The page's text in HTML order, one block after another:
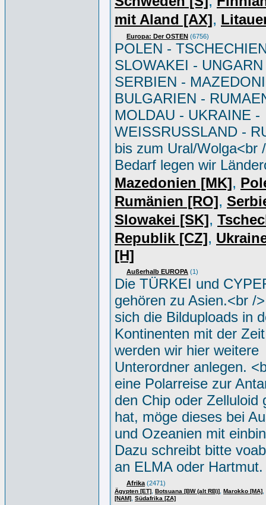
mit Aland [AX],
Europa: Der OSTEN (6756)
POLEN -
SLOWAKEI -
SERBIEN -
BULGARIEN -
MOLDAU - UKRAINE -
WEISSRUSSLAND -
bis zum Ural/Wolga<br
Bedarf legen wir
Mazedonien [MK],
Rumänien [RO],
Slowakei [SK],
Republik [CZ],
[H]
Außerhalb EUROPA (1)
Die TÜRKEI und
gehören zu Asien.<br /
sich die Bilduploads in
Kontinenten mit der
werden wir hier weitere
Unterordner anlegen.
eine Polarreise zur
den Chip oder Zelluloid
hat, möge dieses bei
und Ozeanien mit
Dazu schreibt bitte
an ELMA oder Hartmut.
Afrika (2471)
Ägypten [ET] Botsuana [BW (alt RB)] Marokko [MA]
[NAM] Südafrika [ZA]